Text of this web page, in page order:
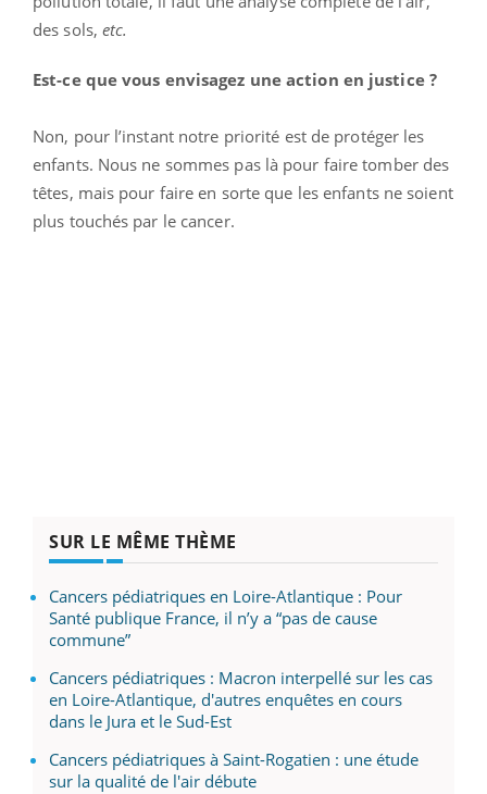
des sols, etc.
Est-ce que vous envisagez une action en justice ?
Non, pour l’instant notre priorité est de protéger les
enfants. Nous ne sommes pas là pour faire tomber des
têtes, mais pour faire en sorte que les enfants ne soient
plus touchés par le cancer.
SUR LE MÊME THÈME
Cancers pédiatriques en Loire-Atlantique : Pour
Santé publique France, il n’y a “pas de cause
commune”
Cancers pédiatriques : Macron interpellé sur les cas
en Loire-Atlantique, d'autres enquêtes en cours
dans le Jura et le Sud-Est
Cancers pédiatriques à Saint-Rogatien : une étude
sur la qualité de l'air débute